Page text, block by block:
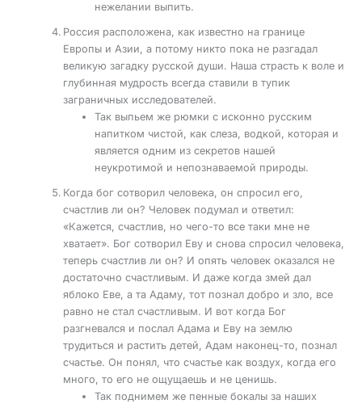
нежелании выпить.
Россия расположена, как известно на границе
Европы и Азии, а потому никто пока не разгадал
великую загадку русской души. Наша страсть к воле и
глубинная мудрость всегда ставили в тупик
заграничных исследователей.
Так выпьем же рюмки с исконно русским
напитком чистой, как слеза, водкой, которая и
является одним из секретов нашей
неукротимой и непознаваемой природы.
Когда бог сотворил человека, он спросил его,
счастлив ли он? Человек подумал и ответил:
«Кажется, счастлив, но чего-то все таки мне не
хватает». Бог сотворил Еву и снова спросил человека,
теперь счастлив ли он? И опять человек оказался не
достаточно счастливым. И даже когда змей дал
яблоко Еве, а та Адаму, тот познал добро и зло, все
равно не стал счастливым. И вот когда Бог
разгневался и послал Адама и Еву на землю
трудиться и растить детей, Адам наконец-то, познал
счастье. Он понял, что счастье как воздух, когда его
много, то его не ощущаешь и не ценишь.
Так поднимем же пенные бокалы за наших